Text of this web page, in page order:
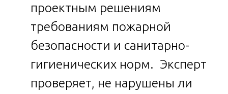
проектным решениям
требованиям пожарной
безопасности и санитарно-
гигиенических норм. Эксперт
проверяет, не нарушены ли